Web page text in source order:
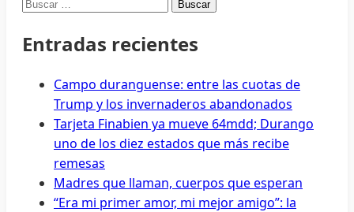
Entradas recientes
Campo duranguense: entre las cuotas de
Trump y los invernaderos abandonados
Tarjeta Finabien ya mueve 64mdd; Durango
uno de los diez estados que más recibe
remesas
Madres que llaman, cuerpos que esperan
“Era mi primer amor, mi mejor amigo”: la